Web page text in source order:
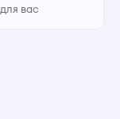
вас